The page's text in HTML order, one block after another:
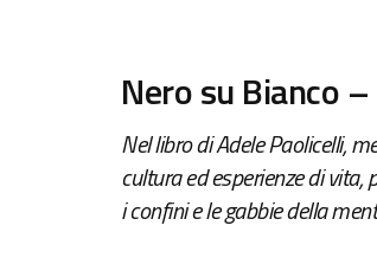
Nero su Bianco
Nel libro di Adele Paolicelli,
cultura ed esperienze di vita,
i confini e le gabbie della